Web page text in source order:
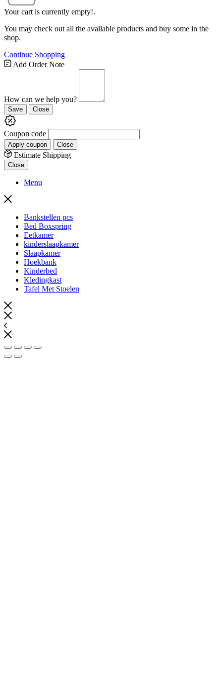
Your cart is currently empty!.
You may check out all the available products and buy some in the
shop.
Continue Shopping
Add Order Note
How can we help you?
Save Close
Coupon code
Apply coupon Close
Estimate Shipping
Close
Menu
Bankstellen pcs
Bed Boxspring
Eetkamer
kinderslaapkamer
Slaapkamer
Hoekbank
Kinderbed
Kledingkast
Tafel Met Stoelen